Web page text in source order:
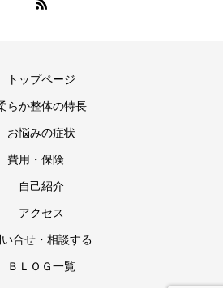
トップページ
らか整体の特長
お悩みの症状
費用・保険
自己紹介
アクセス
い合せ・相談する
ＢＬＯＧ一覧